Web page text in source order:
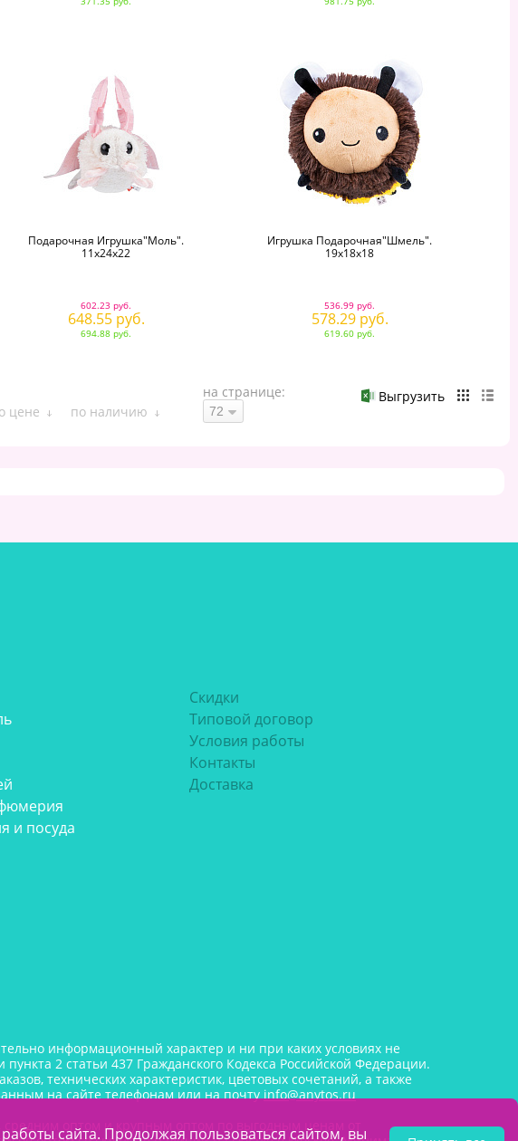
Подарочная Игрушка"Моль".
11х24х22
602.23 руб.
648.55 руб.
694.88 руб.
Игрушка Подарочная"Шмель".
19х18х18
536.99 руб.
578.29 руб.
619.60 руб.
Выгрузить
цене по наличию
на странице:
и посуда
Скидки
Типовой договор
Условия работы
Контакты
Доставка
информационный характер и ни при каких условиях не
2 статьи 437 Гражданского Кодекса Российской Федерации.
технических характеристик, цветовых сочетаний, а также
на сайте телефонам или на почтуinfo@anytos.ru
оптом и крупным оптом по выгодным ценам от
сайта. Продолжая пользоваться сайтом, вы